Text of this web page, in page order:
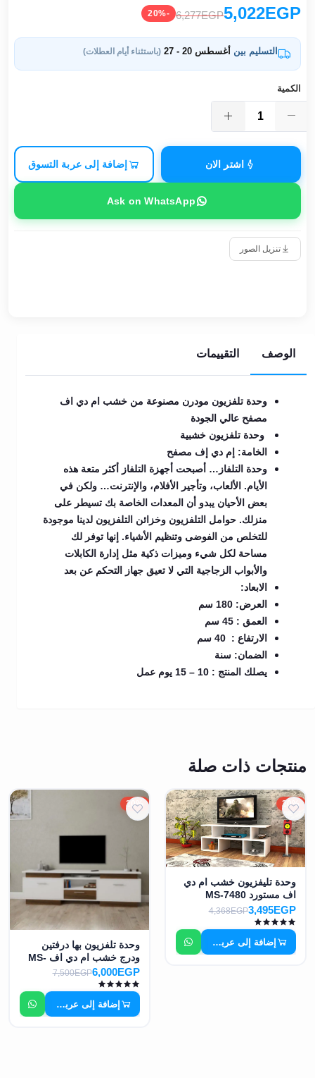
5,022EGP
6,277EGP
-20%
التسليم بين أغسطس 20 - 27 (باستثناء أيام العطلات)
الكمية
اشتر الان إضافة إلى عربة التسوق
Ask on WhatsApp
تنزيل الصور
الوصف التقييمات
وحدة تلفزيون مودرن مصنوعة من خشب ام دي اف
مصفح عالي الجودة
وحدة تلفزيون خشبية
الخامة: إم دي إف مصفح
وحدة التلفاز… أصبحت أجهزة التلفاز أكثر متعة هذه
الأيام. الألعاب، وتأجير الأفلام، والإنترنت… ولكن في
بعض الأحيان يبدو أن المعدات الخاصة بك تسيطر على
منزلك. حوامل التلفزيون وخزائن التلفزيون لدينا موجودة
للتخلص من الفوضى وتنظيم الأشياء. إنها توفر لك
مساحة لكل شيء وميزات ذكية مثل إدارة الكابلات
والأبواب الزجاجية التي لا تعيق جهاز التحكم عن بعد
الابعاد:
العرض: 180 سم
العمق : 45 سم
الارتفاع : 40 سم
الضمان: سنة
يصلك المنتج : 10 – 15 يوم عمل
منتجات ذات صلة
20%
وحدة تليفزيون خشب ام دي
اف مستورد MS-7480
3,495EGP
4,368EGP
إضافة إلى عربة التسوق
20%
وحدة تلفزيون بها درفتين
ودرج خشب ام دي اف MS-
7492
6,000EGP
7,500EGP
إضافة إلى عربة التسوق